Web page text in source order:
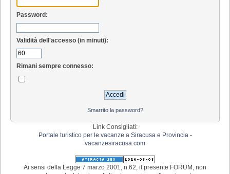
Password:
Validità dell'accesso (in minuti):
Rimani sempre connesso:
Smarrito la password?
Link Consigliati:
Portale turistico per le vacanze a Siracusa e Provincia -
vacanzesiracusa.com
Ai sensi della Legge 7 marzo 2001, n.62, il presente FORUM, non